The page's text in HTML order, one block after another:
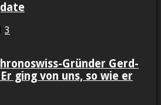
3
Gründer Gerd-
ging von uns, so wie er